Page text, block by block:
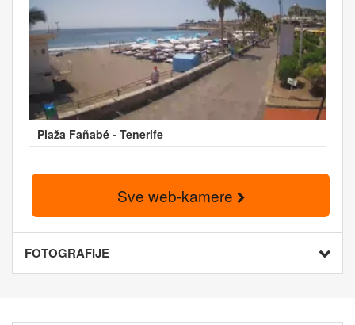
Plaža Fañabé - Tenerife
Sve web-kamere
FOTOGRAFIJE